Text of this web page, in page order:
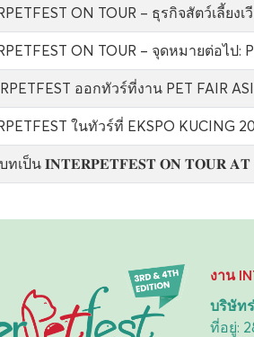
ON TOUR – ธุรกิจสัตว์เลี้ยง
ON TOUR – จุดหมายต่อไป:
ออกทัวร์ที่งาน PET FAIR
ในทัวร์ที่ EKSPO KUCING
ทเป็น 𝐈𝐍𝐓𝐄𝐑𝐏𝐄𝐓𝐅𝐄𝐒𝐓 𝐎𝐍 𝐓𝐎𝐔𝐑
งาน
บริษัท
ที่อยู่: